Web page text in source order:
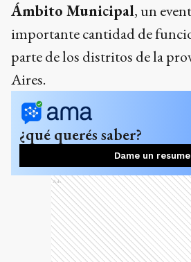
Ámbito Municipal, un
importante cantidad de
parte de los distritos de la
Aires.
¿qué querés saber?
Dame un
Ads